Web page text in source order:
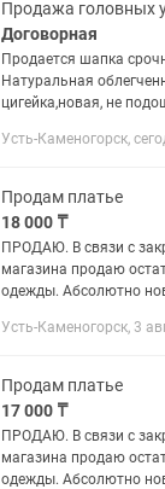
Договорная
Продается шапка
Натуральная
цигейка,новая, не
XL , но желательно
Усть-Каменогорск,
Продам платье
18 000 ₸
ПРОДАЮ. В связи с
магазина продаю
одежды. Абсолютно
шифона в белый
Усть-Каменогорск, 3
Продам платье
17 000 ₸
ПРОДАЮ. В связи с
магазина продаю
одежды. Абсолютно